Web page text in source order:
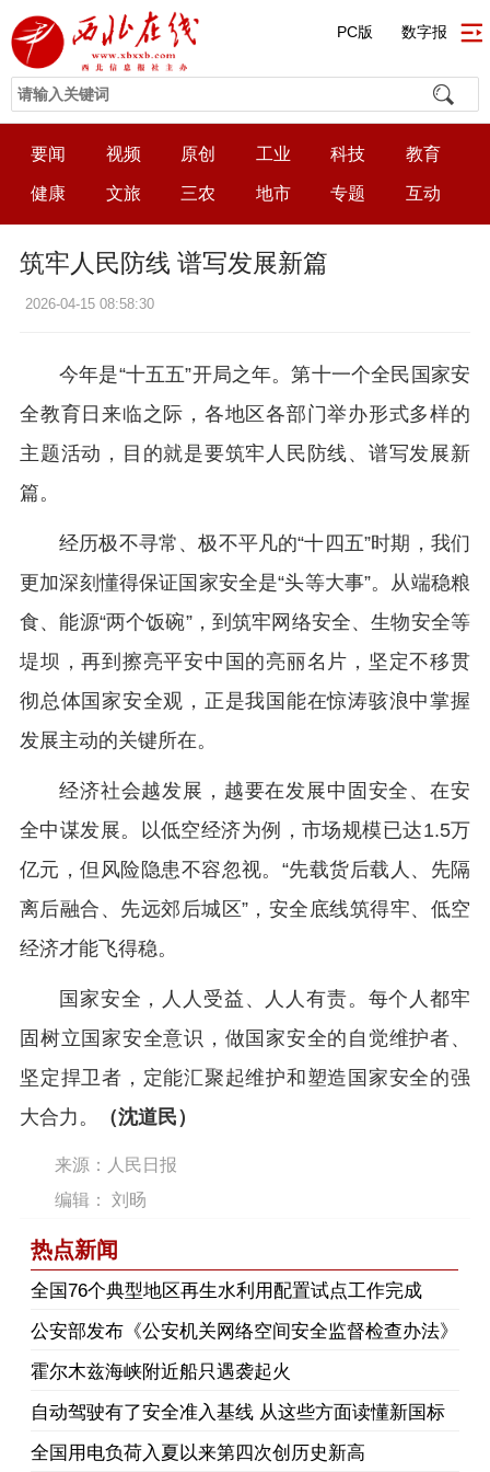
PC版 数字报
要闻 视频 原创 工业 科技 教育
健康 文旅 三农 地市 专题 互动
筑牢人民防线 谱写发展新篇
2026-04-15 08:58:30
今年是“十五五”开局之年。第十一个全民国家安
全教育日来临之际，各地区各部门举办形式多样的
主题活动，目的就是要筑牢人民防线、谱写发展新
篇。
经历极不寻常、极不平凡的“十四五”时期，我们
更加深刻懂得保证国家安全是“头等大事”。从端稳粮
食、能源“两个饭碗”，到筑牢网络安全、生物安全等
堤坝，再到擦亮平安中国的亮丽名片，坚定不移贯
彻总体国家安全观，正是我国能在惊涛骇浪中掌握
发展主动的关键所在。
经济社会越发展，越要在发展中固安全、在安
全中谋发展。以低空经济为例，市场规模已达1.5万
亿元，但风险隐患不容忽视。“先载货后载人、先隔
离后融合、先远郊后城区”，安全底线筑得牢、低空
经济才能飞得稳。
国家安全，人人受益、人人有责。每个人都牢
固树立国家安全意识，做国家安全的自觉维护者、
坚定捍卫者，定能汇聚起维护和塑造国家安全的强
大合力。
（沈道民）
来源：人民日报
编辑： 刘旸
热点新闻
​全国76个典型地区再生水利用配置试点工作完成
公安部发布《公安机关网络空间安全监督检查办法》
霍尔木兹海峡附近船只遇袭起火
自动驾驶有了安全准入基线 从这些方面读懂新国标
全国用电负荷入夏以来第四次创历史新高